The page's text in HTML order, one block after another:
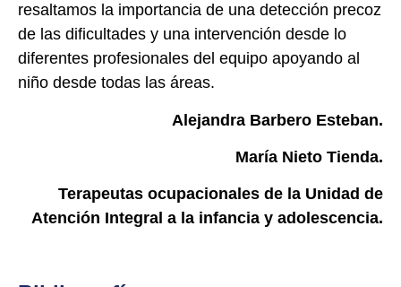
resaltamos la importancia de una detección precoz
de las dificultades y una intervención desde lo
diferentes profesionales del equipo apoyando al
niño desde todas las áreas.
Alejandra Barbero Esteban.
María Nieto Tienda.
Terapeutas ocupacionales de la Unidad de
Atención Integral a la infancia y adolescencia.